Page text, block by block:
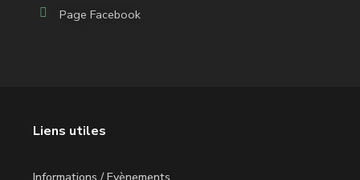
Page Facebook
Liens utiles
Informations / Evènements